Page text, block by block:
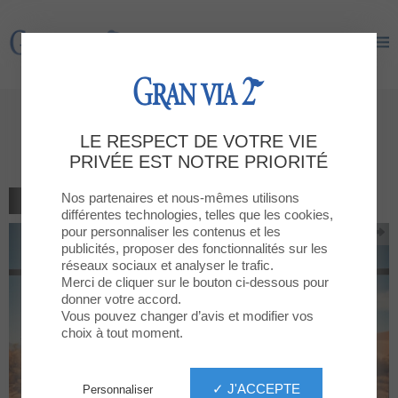
Gran Via 2
recherchées
RETOUR À LA LISTE
LE RESPECT DE VOTRE VIE
PRIVÉE EST NOTRE PRIORITÉ
Nos partenaires et nous-mêmes utilisons
différentes technologies, telles que les cookies,
pour personnaliser les contenus et les
publicités, proposer des fonctionnalités sur les
réseaux sociaux et analyser le trafic.
Merci de cliquer sur le bouton ci-dessous pour
donner votre accord.
Vous pouvez changer d’avis et modifier vos
choix à tout moment.
✓ J'ACCEPTE
Personnaliser